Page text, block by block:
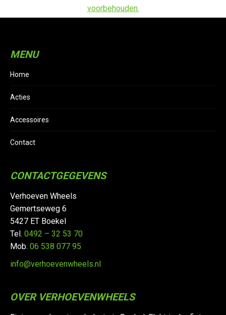
voorbehouden.
MENU
Home
Acties
Accessoires
Contact
CONTACTGEGEVENS
Verhoeven Wheels
Gemertseweg 6
5427 ET Boekel
Tel. 0492 – 32 53 70
Mob. 06 538 077 95
info@verhoevenwheels.nl
OVER VERHOEVENWHEELS